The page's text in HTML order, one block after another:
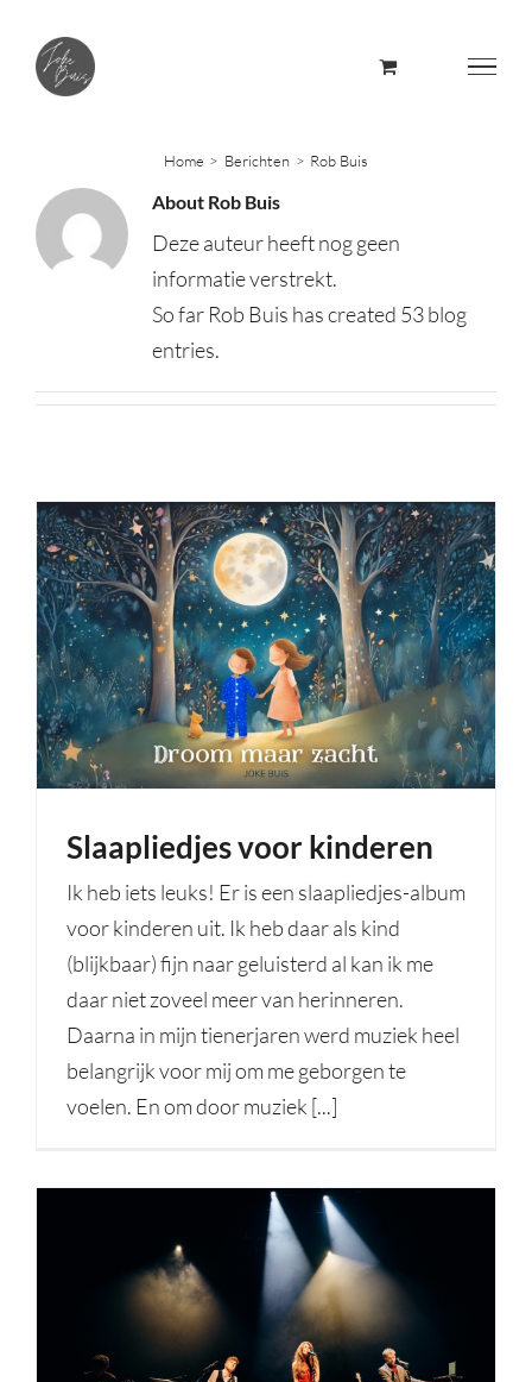
content
Home Berichten Rob Buis
About Rob Buis
Deze auteur heeft nog geen
informatie verstrekt.
So far Rob Buis has created 53 blog
entries.
Slaapliedjes voor kinderen
Ik heb iets leuks! Er is een slaapliedjes-album
voor kinderen uit. Ik heb daar als kind
(blijkbaar) fijn naar geluisterd al kan ik me
daar niet zoveel meer van herinneren.
Daarna in mijn tienerjaren werd muziek heel
belangrijk voor mij om me geborgen te
voelen. En om door muziek [...]